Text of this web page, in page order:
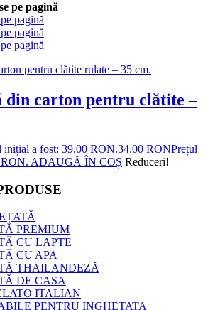
pe pagină
pagină
pagină
pagină
din carton pentru clătite –
inițial a fost: 39.00 RON.34.00 RONPrețul
RON. ADAUGĂ ÎN COȘ Reduceri!
PREMIUM
CU LAPTE
CU APA
THAILANDEZĂ
DE CASA
ITALIAN
PENTRU INGHETATA